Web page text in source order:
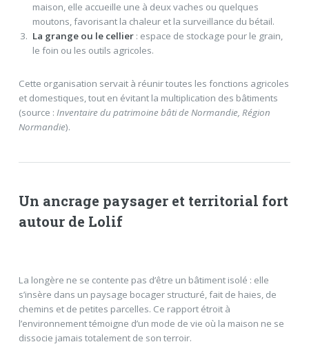
maison, elle accueille une à deux vaches ou quelques
moutons, favorisant la chaleur et la surveillance du bétail.
La grange ou le cellier: espace de stockage pour le grain,
le foin ou les outils agricoles.
Cette organisation servait à réunir toutes les fonctions agricoles
et domestiques, tout en évitant la multiplication des bâtiments
(source : Inventaire du patrimoine bâti de Normandie, Région
Normandie).
Un ancrage paysager et territorial fort
autour de Lolif
La longère ne se contente pas d’être un bâtiment isolé : elle
s’insère dans un paysage bocager structuré, fait de haies, de
chemins et de petites parcelles. Ce rapport étroit à
l’environnement témoigne d’un mode de vie où la maison ne se
dissocie jamais totalement de son terroir.